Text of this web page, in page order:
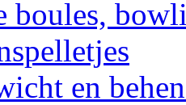
boules,
en